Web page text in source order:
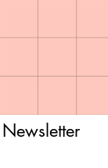
Newsletter